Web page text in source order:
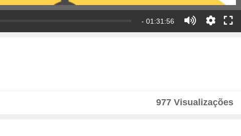
- 01:31:56
977 Visualizações